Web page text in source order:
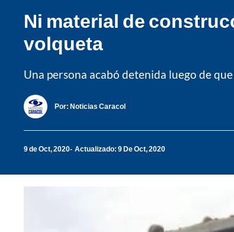
Ni material de
volqueta
Una persona acabó detenida luego de
Por: Noticias Caracol
9 de Oct, 2020 Actualizado: 9 De Oct, 2020